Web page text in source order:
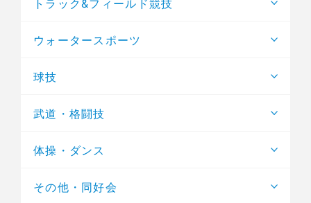
ウォータースポーツ
球技
武道・格闘技
体操・ダンス
その他・同好会